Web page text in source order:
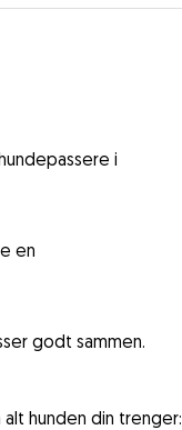
i
en
godt sammen.
hunden din trenger: